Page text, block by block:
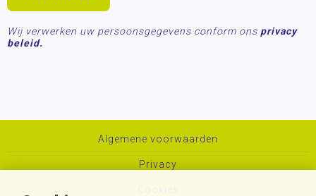
Wij verwerken uw persoonsgegevens conform ons privacy
beleid.
Algemene voorwaarden
Privacy